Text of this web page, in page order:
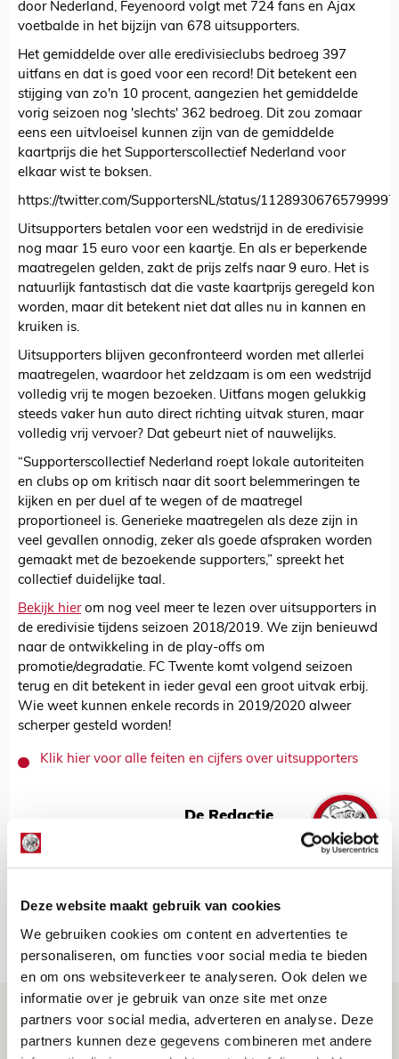
Deze website maakt gebruik van cookies
We gebruiken cookies om content en advertenties te
personaliseren, om functies voor social media te bieden
en om ons websiteverkeer te analyseren. Ook delen we
informatie over je gebruik van onze site met onze
partners voor social media, adverteren en analyse. Deze
partners kunnen deze gegevens combineren met andere
door Nederland, Feyenoord volgt met 724 fans en Ajax
voetbalde in het bijzijn van 678 uitsupporters.
Het gemiddelde over alle eredivisieclubs bedroeg 397
uitfans en dat is goed voor een record! Dit betekent een
stijging van zo'n 10 procent, aangezien het gemiddelde
vorig seizoen nog 'slechts' 362 bedroeg. Dit zou zomaar
eens een uitvloeisel kunnen zijn van de gemiddelde
kaartprijs die het Supporterscollectief Nederland voor
elkaar wist te boksen.
https://twitter.com/SupportersNL/status/
Uitsupporters betalen voor een wedstrijd in de eredivisie
nog maar 15 euro voor een kaartje. En als er beperkende
maatregelen gelden, zakt de prijs zelfs naar 9 euro. Het is
natuurlijk fantastisch dat die vaste kaartprijs geregeld kon
worden, maar dit betekent niet dat alles nu in kannen en
kruiken is.
Uitsupporters blijven geconfronteerd worden met allerlei
maatregelen, waardoor het zeldzaam is om een wedstrijd
volledig vrij te mogen bezoeken. Uitfans mogen gelukkig
steeds vaker hun auto direct richting uitvak sturen, maar
volledig vrij vervoer? Dat gebeurt niet of nauwelijks.
“Supporterscollectief Nederland roept lokale autoriteiten
en clubs op om kritisch naar dit soort belemmeringen te
kijken en per duel af te wegen of de maatregel
proportioneel is. Generieke maatregelen als deze zijn in
veel gevallen onnodig, zeker als goede afspraken worden
gemaakt met de bezoekende supporters,” spreekt het
collectief duidelijke taal.
Bekijk hierom nog veel meer te lezen over uitsupporters in
de eredivisie tijdens seizoen 2018/2019. We zijn benieuwd
naar de ontwikkeling in de play-offs om
promotie/degradatie. FC Twente komt volgend seizoen
terug en dit betekent in ieder geval een groot uitvak erbij.
Wie weet kunnen enkele records in 2019/2020 alweer
scherper gesteld worden!
Klik hier voor alle feiten en cijfers over uitsupporters
De Redactie
Net binnen //
Volop enthousiasme in fotoverslag van
Europees treffen met Shelbourne